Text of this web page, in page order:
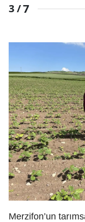
3 /7
Merzifon’un